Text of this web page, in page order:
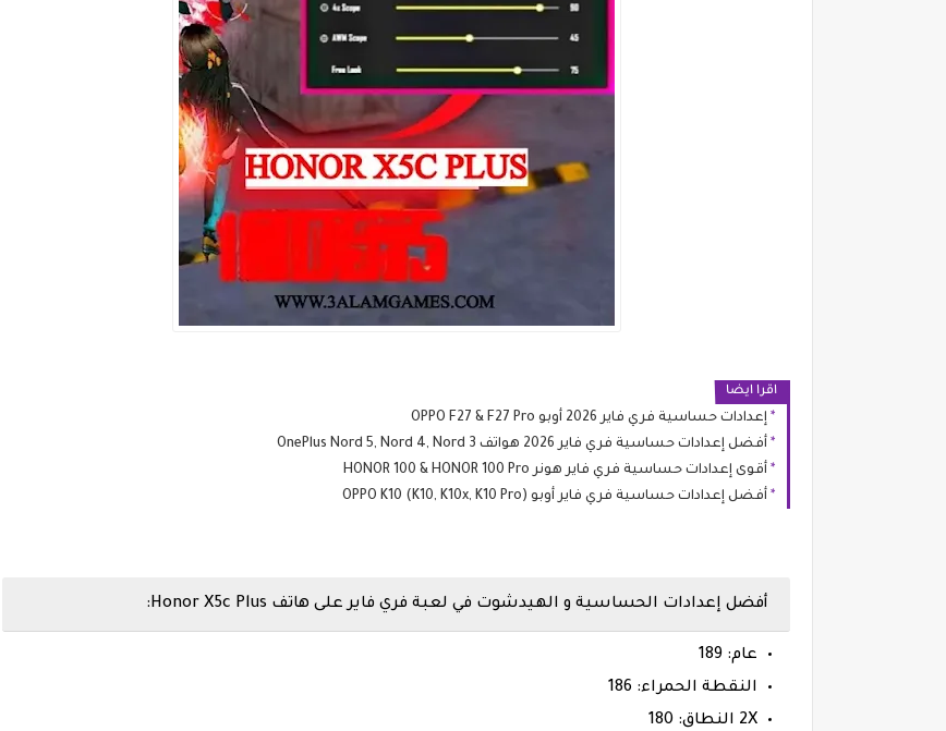
اقرا ايضا
إعدادات حساسية فري فاير 2026 أوبو OPPO F27 & F27 Pro
أفضل إعدادات حساسية فري فاير 2026 هواتف OnePlus Nord 5, Nord 4, Nord 3
أقوى إعدادات حساسية فري فاير هونر HONOR 100 & HONOR 100 Pro
أفضل إعدادات حساسية فري فاير أوبو OPPO K10 (K10, K10x, K10 Pro)
أفضل إعدادات الحساسية و الهيدشوت في لعبة فري فاير على هاتف Honor X5c Plus:
عام: 189
النقطة الحمراء: 186
2X النطاق: 180